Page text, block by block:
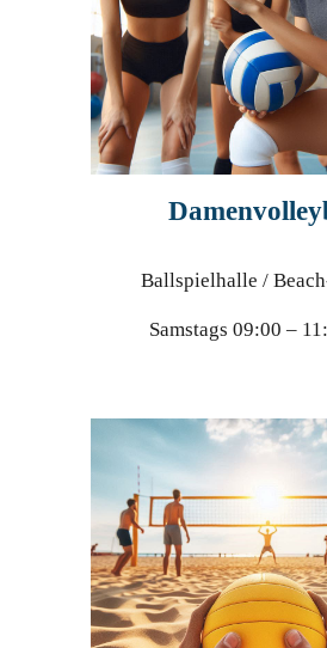
Ballspielhalle /
Samstags 09:00 –